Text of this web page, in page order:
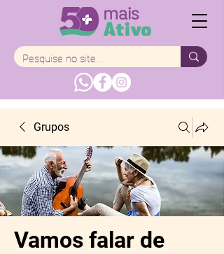
Grupos
Vamos falar de